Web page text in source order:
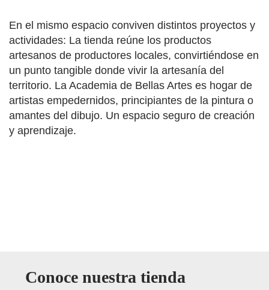
En el mismo espacio conviven distintos proyectos y
actividades: La tienda reúne los productos
artesanos de productores locales, convirtiéndose en
un punto tangible donde vivir la artesanía del
territorio. La Academia de Bellas Artes es hogar de
artistas empedernidos, principiantes de la pintura o
amantes del dibujo. Un espacio seguro de creación
y aprendizaje.
Conoce nuestra tienda